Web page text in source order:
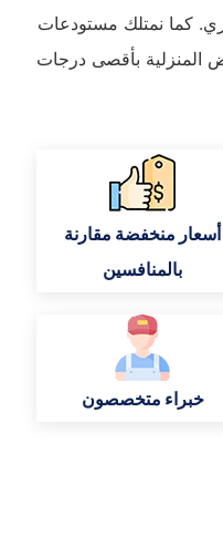
كما نمتلك مستودعات
المنزلية بأقصى درجات
أسعار منخفضة مقارنة
بالمنافسين
خبراء متخصصون